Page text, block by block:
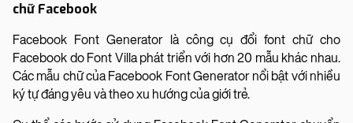
chữ Facebook
Facebook Font Generator là công cụ đổi font chữ cho
Facebook do Font Villa phát triển với hơn 20 mẫu khác nhau.
Các mẫu chữ của Facebook Font Generator nổi bật với nhiều
ký tự đáng yêu và theo xu hướng của giới trẻ.